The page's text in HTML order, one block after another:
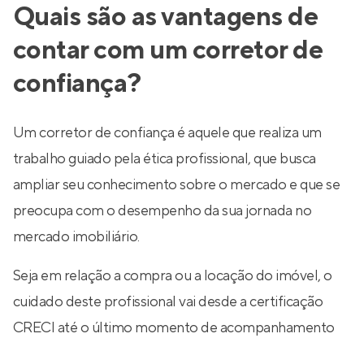
Quais são as vantagens de
contar com um corretor de
confiança?
Um corretor de confiança é aquele que realiza um
trabalho guiado pela ética profissional, que busca
ampliar seu conhecimento sobre o mercado e que se
preocupa com o desempenho da sua jornada no
mercado imobiliário.
Seja em relação a compra ou a locação do imóvel, o
cuidado deste profissional vai desde a certificação
CRECI até o último momento de acompanhamento